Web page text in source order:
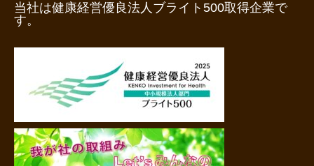
当社は健康経営優良法人ブライト500取得企業で
す。